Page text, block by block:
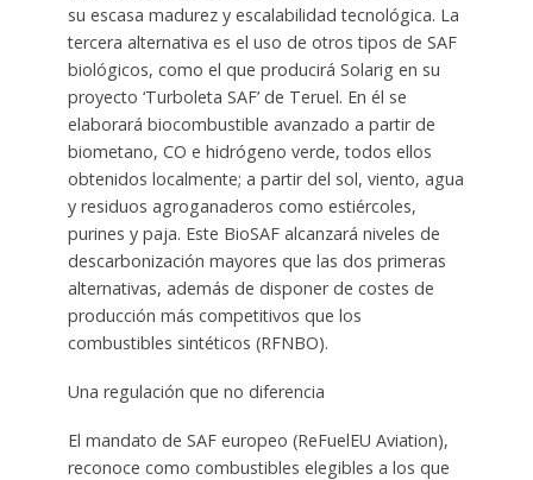
su escasa madurez y escalabilidad tecnológica. La
tercera alternativa es el uso de otros tipos de SAF
biológicos, como el que producirá Solarig en su
proyecto ‘Turboleta SAF’ de Teruel. En él se
elaborará biocombustible avanzado a partir de
biometano, CO e hidrógeno verde, todos ellos
obtenidos localmente; a partir del sol, viento, agua
y residuos agroganaderos como estiércoles,
purines y paja. Este BioSAF alcanzará niveles de
descarbonización mayores que las dos primeras
alternativas, además de disponer de costes de
producción más competitivos que los
combustibles sintéticos (RFNBO).
Una regulación que no diferencia
El mandato de SAF europeo (ReFuelEU Aviation),
reconoce como combustibles elegibles a los que